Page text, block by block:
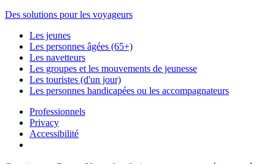
Des solutions pour les voyageurs
Les jeunes
Les personnes âgées (65+)
Les navetteurs
Les groupes et les mouvements de jeunesse
Les touristes (d'un jour)
Les personnes handicapées ou les accompagnateurs
Professionnels
Privacy
Accessibilité